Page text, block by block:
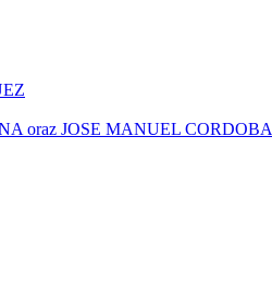
oraz JOSE MANUEL CORDOBA